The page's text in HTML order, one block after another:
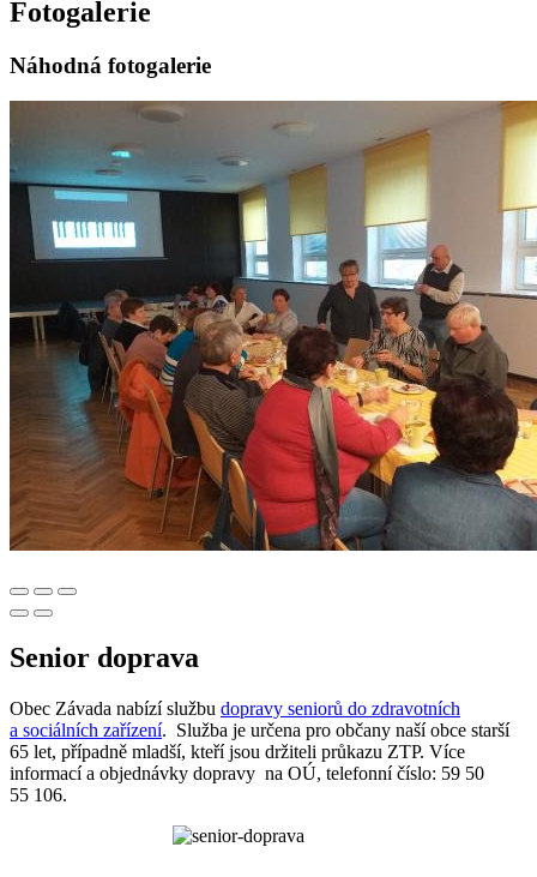
Fotogalerie
Náhodná fotogalerie
Senior doprava
Obec Závada nabízí službu dopravy seniorů do zdravotních
a sociálních zařízení. Služba je určena pro občany naší obce starší
65 let, případně mladší, kteří jsou držiteli průkazu ZTP. Více
informací a objednávky dopravy na OÚ, telefonní číslo: 59 50
55 106.